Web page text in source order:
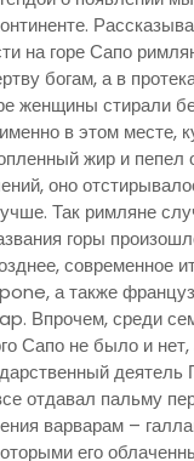
на горе Сапо
богам, а в
женщины стирали
в этом месте,
жир и пепел
оно
Так римляне
горы
современное
а также
Впрочем, среди
Сапо не было и
деятель
отдавал пальму
варварам –
его